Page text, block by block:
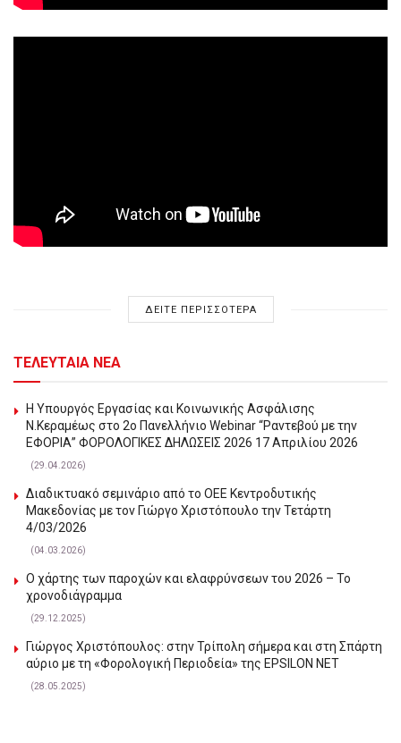
ΔΕΙΤΕ ΠΕΡΙΣΣΟΤΕΡΑ
ΤΕΛΕΥΤΑΙΑ ΝΕΑ
Η Υπουργός Εργασίας και Κοινωνικής Ασφάλισης
Ν.Κεραμέως στο 2o Πανελλήνιο Webinar “Ραντεβού με την
ΕΦΟΡΙΑ” ΦΟΡΟΛΟΓΙΚΕΣ ΔΗΛΩΣΕΙΣ 2026 17 Απριλίου 2026
(29.04.2026)
Διαδικτυακό σεμινάριο από το ΟΕΕ Κεντροδυτικής
Μακεδονίας με τον Γιώργο Χριστόπουλο την Τετάρτη
4/03/2026
(04.03.2026)
Ο χάρτης των παροχών και ελαφρύνσεων του 2026 – Το
χρονοδιάγραμμα
(29.12.2025)
Γιώργος Χριστόπουλος: στην Τρίπολη σήμερα και στη Σπάρτη
αύριο με τη «Φορολογική Περιοδεία» της EPSILON NET
(28.05.2025)